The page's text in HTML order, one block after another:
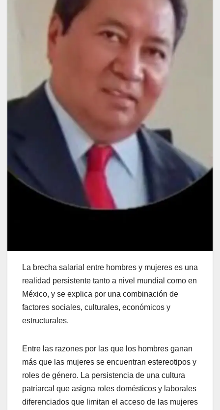
La brecha salarial entre hombres y mujeres es una
realidad persistente tanto a nivel mundial como en
México, y se explica por una combinación de
factores sociales, culturales, económicos y
estructurales.
Entre las razones por las que los hombres ganan
más que las mujeres se encuentran estereotipos y
roles de género. La persistencia de una cultura
patriarcal que asigna roles domésticos y laborales
diferenciados que limitan el acceso de las mujeres